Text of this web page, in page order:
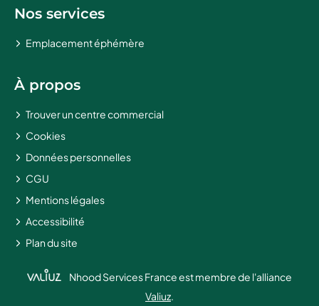
Nos services
Emplacement éphémère
À propos
Trouver un centre commercial
Cookies
Données personnelles
CGU
Mentions légales
Accessibilité
Plan du site
Nhood Services France est membre de l'alliance
Valiuz.